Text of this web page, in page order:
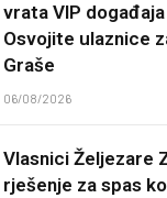
vrata VIP
Osvojite ulaznice
Graše
06/08/2026
Vlasnici Željezare
rješenje za spas